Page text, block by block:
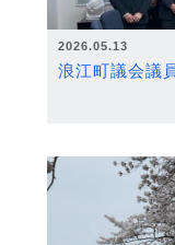
2026.05.13
浪江町議会議